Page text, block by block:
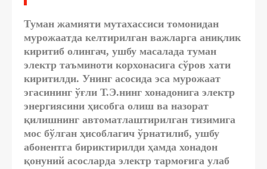
Туман жамияти мутахассиси томонидан
мурожаатда келтирилган важларга аниқлик
киритиб олингач, ушбу масалада туман
электр таъминоти корхонасига сўров хати
киритилди. Унинг асосида эса мурожаат
эгасининг ўғли Т.Э.нинг хонадонига электр
энергиясини ҳисобга олиш ва назорат
қилишнинг автоматлаштирилган тизимига
мос бўлган ҳисоблагич ўрнатилиб, ушбу
абонентга бириктирилди ҳамда хонадон
қонуний асосларда электр тармоғига улаб